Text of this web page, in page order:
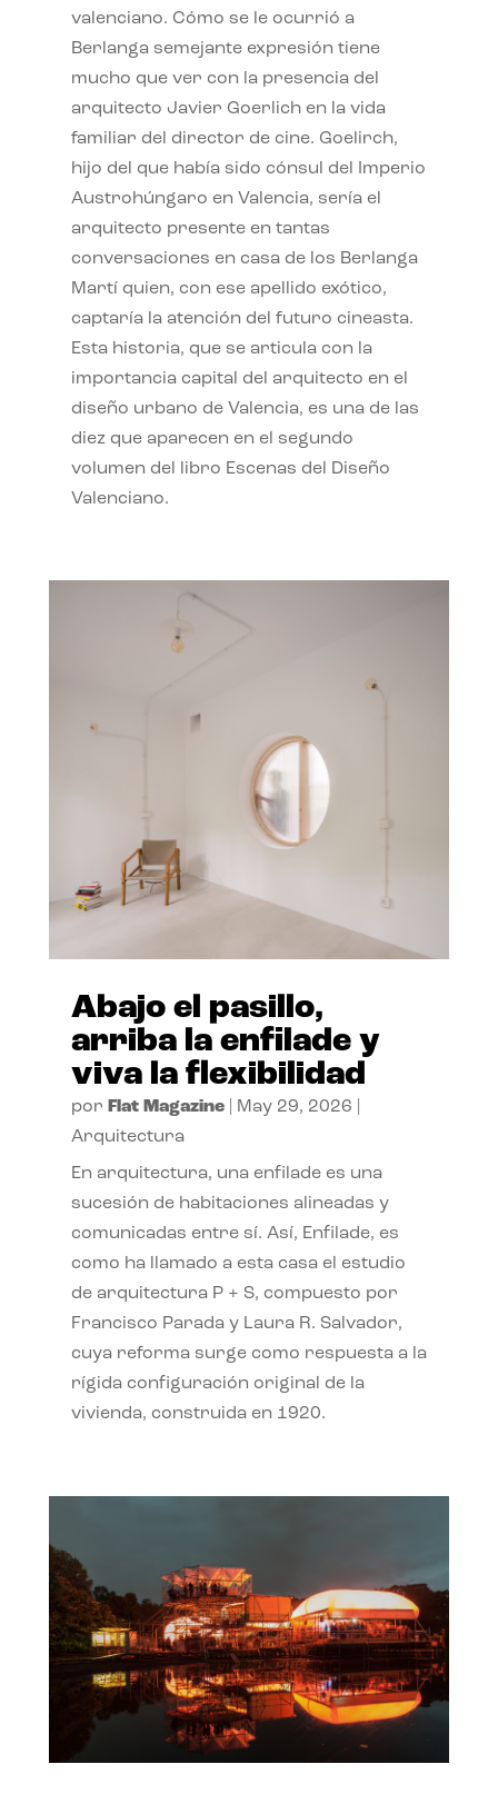
valenciano. Cómo se le ocurrió a
Berlanga semejante expresión tiene
mucho que ver con la presencia del
arquitecto Javier Goerlich en la vida
familiar del director de cine. Goelirch,
hijo del que había sido cónsul del Imperio
Austrohúngaro en Valencia, sería el
arquitecto presente en tantas
conversaciones en casa de los Berlanga
Martí quien, con ese apellido exótico,
captaría la atención del futuro cineasta.
Esta historia, que se articula con la
importancia capital del arquitecto en el
diseño urbano de Valencia, es una de las
diez que aparecen en el segundo
volumen del libro Escenas del Diseño
Valenciano.
Abajo el pasillo,
arriba la enfilade y
viva la flexibilidad
por Flat Magazine| May 29, 2026
Arquitectura
En arquitectura, una enfilade es una
sucesión de habitaciones alineadas y
comunicadas entre sí. Así, Enfilade, es
como ha llamado a esta casa el estudio
de arquitectura P + S, compuesto por
Francisco Parada y Laura R. Salvador,
cuya reforma surge como respuesta a la
rígida configuración original de la
vivienda, construida en 1920.